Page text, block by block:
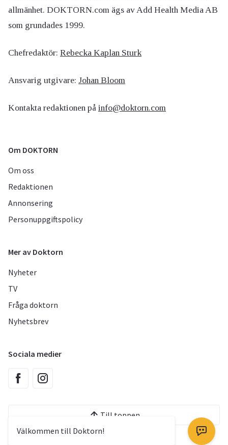
Välkommen till Doktorn!
allmänhet. DOKTORN.com ägs av Add Health Media AB
som grundades 1999.
Chefredaktör: Rebecka Kaplan Sturk
Ansvarig utgivare: Johan Bloom
Kontakta redaktionen på info@doktorn.com
Om DOKTORN
Om oss
Redaktionen
Annonsering
Personuppgiftspolicy
Mer av Doktorn
Nyheter
TV
Fråga doktorn
Nyhetsbrev
Sociala medier
Till toppen